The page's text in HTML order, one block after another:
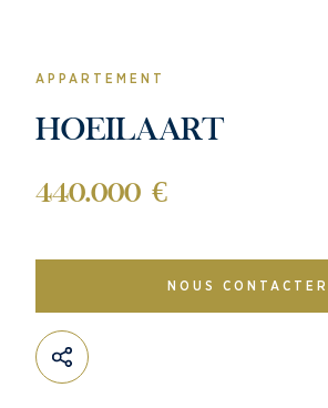
APPARTEMENT
HOEILAART
440.000 €
NOUS CONTACTER